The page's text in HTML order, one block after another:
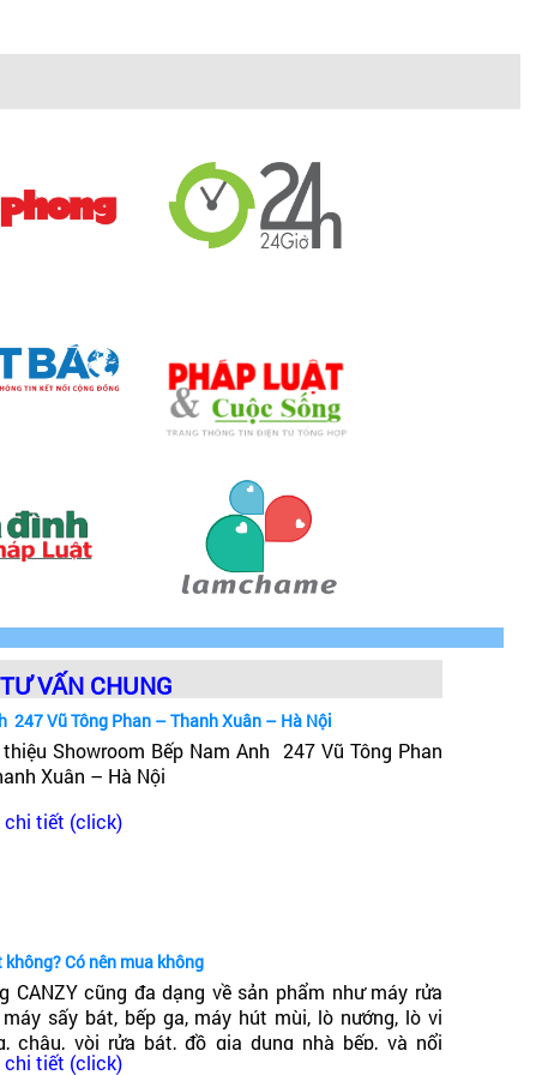
TƯ VẤN CHUNG
247 Vũ Tông Phan – Thanh Xuân – Hà Nội
thiệu Showroom Bếp Nam Anh 247 Vũ Tông Phan
Xuân – Hà Nội
chi tiết (click)
Có nên mua không
CANZY cũng đa dạng về sản phẩm như máy rửa
sấy bát, bếp ga, máy hút mùi, lò nướng, lò vi
chậu, vòi rửa bát, đồ gia dụng nhà bếp, và nổi
trong đó có dòng bếp từ Canzy. Vậy Bếp từ Canzy
chi tiết (click)